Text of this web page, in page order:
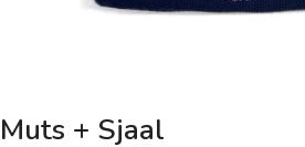
Muts + Sjaal